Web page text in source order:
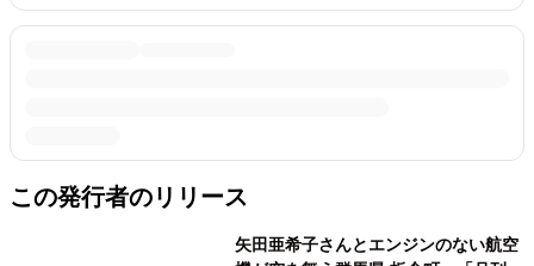
この発行者のリリース
矢田亜希子さんとエンジンのない航空